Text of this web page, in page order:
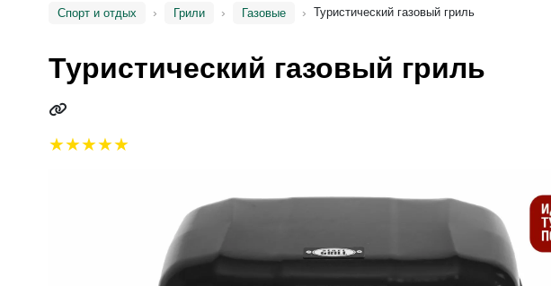
Спорт и отдых Грили Газовые Туристический газовый гриль
Туристический газовый гриль